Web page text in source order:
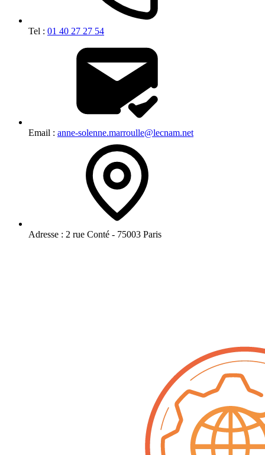
Tel : 01 40 27 27 54
Email : anne-solenne.marroulle@lecnam.net
Adresse : 2 rue Conté - 75003 Paris